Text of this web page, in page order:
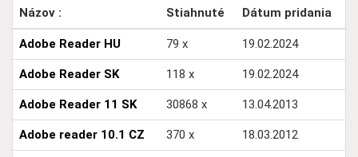
Názov : Stiahnuté Dátum pridania
Adobe Reader HU 79 x 19.02.2024
Adobe Reader SK 118 x 19.02.2024
Adobe Reader 11 SK 30868 x 13.04.2013
Adobe reader 10.1 CZ 370 x 18.03.2012